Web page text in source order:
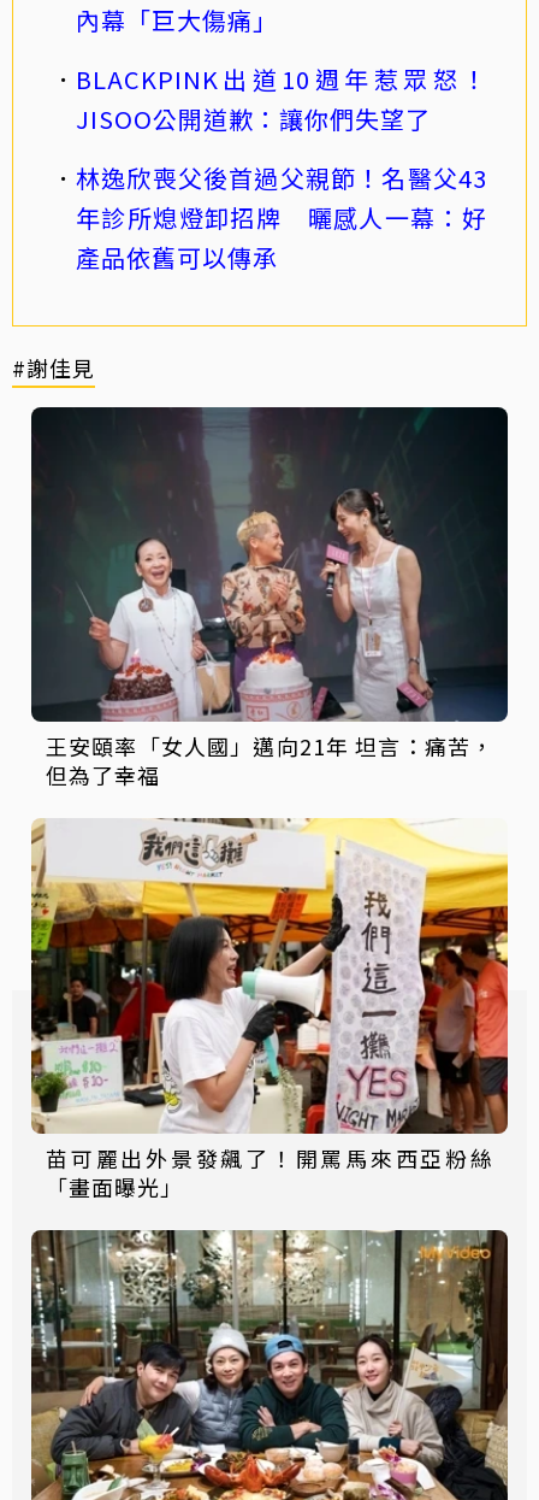
內幕「巨大傷痛」
BLACKPINK出道10週年惹眾怒！
JISOO公開道歉：讓你們失望了
林逸欣喪父後首過父親節！名醫父43
年診所熄燈卸招牌 曬感人一幕：好
產品依舊可以傳承
#謝佳見
王安頤率「女人國」邁向21年 坦言：痛苦，
但為了幸福
苗可麗出外景發飆了！開罵馬來西亞粉絲
「畫面曝光」